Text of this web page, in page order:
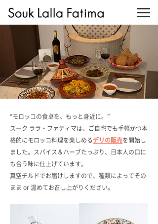
“モロッコの食卓を、もっと身近に。”
スーク ララ・ファティマは、ご自宅でも手軽かつ本
格的にモロッコ料理を楽しめるデリの販売を開始し
ました。スパイス＆ハーブたっぷり、日本人の口に
も合う味に仕上げています。
真空チルドでお届けしますので、種類によってその
まま or 温めてお召し上がりください。